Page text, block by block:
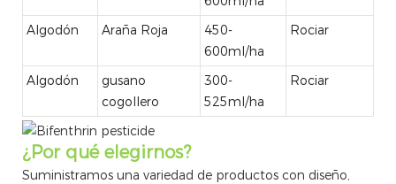
Algodón Araña Roja
450-
600ml/ha
Rociar
Algodón
gusano
cogollero
300-
525ml/ha
Rociar
¿Por qué elegirnos?
Suministramos una variedad de productos con diseño,